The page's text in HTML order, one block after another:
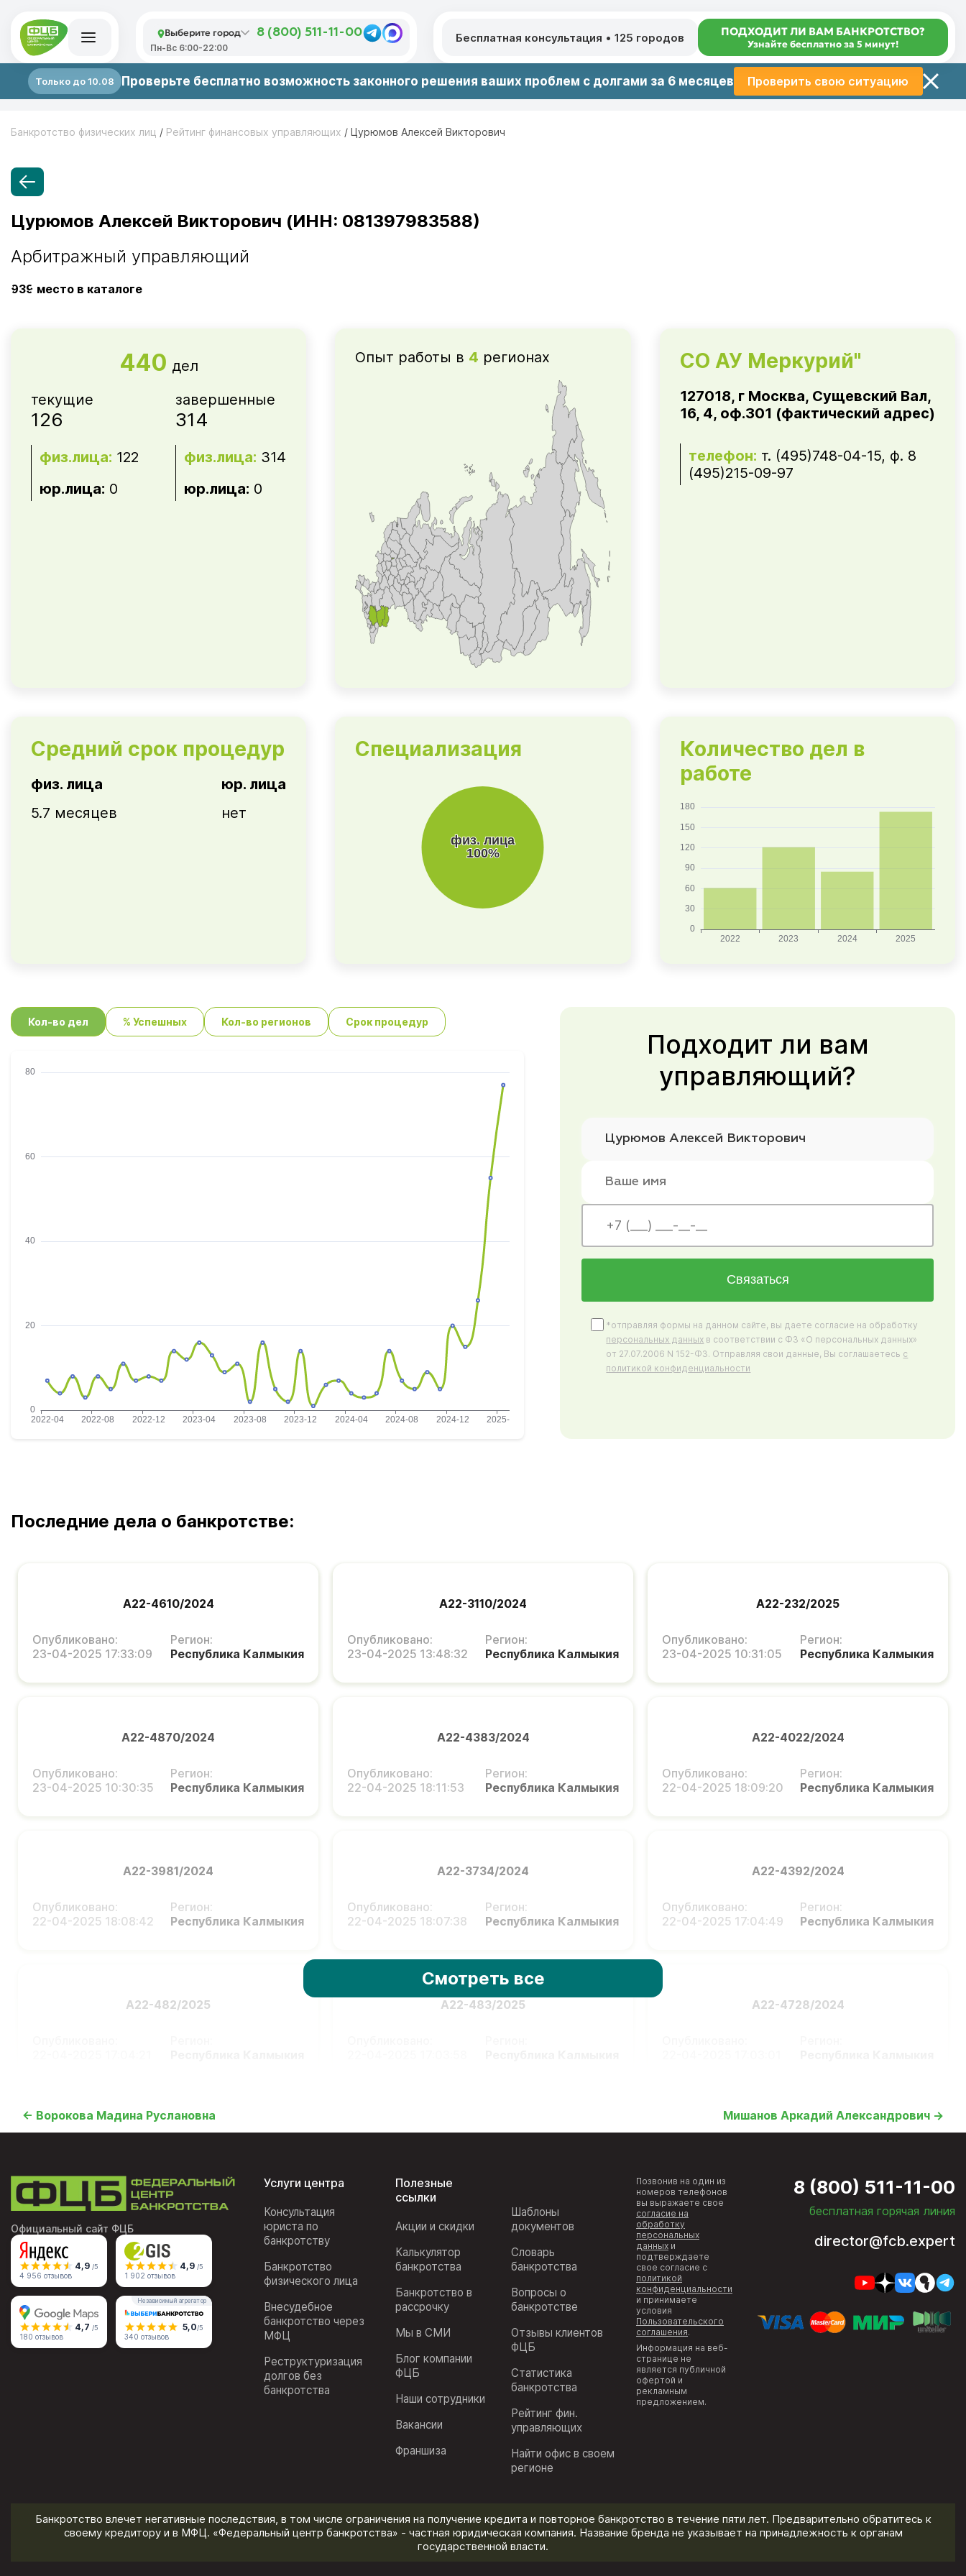
Выберите город 8 (800) 511-11-00
Пн-Вс 6:00-22:00
Бесплатная консультация • 125 городов ПОДХОДИТ ЛИ ВАМ БАНКРОТСТВО?
Узнайте бесплатно за 5 минут!
Только до 10.08 Проверьте бесплатно возможность законного решения ваших проблем с долгами за 6 месяцев Проверить свою ситуацию
Банкротство физических лиц / Рейтинг финансовых управляющих / Цурюмов Алексей Викторович
Цурюмов Алексей Викторович (ИНН: 081397983588)
Арбитражный управляющий
939 место в каталоге
440 дел
текущие
126
физ.лица: 122
юр.лица: 0
завершенные
314
физ.лица: 314
юр.лица: 0
Опыт работы в 4 регионах СО АУ Меркурий"
127018, г Москва, Сущевский Вал,
16, 4, оф.301 (фактический адрес)
телефон: т. (495)748-04-15, ф. 8
(495)215-09-97
Средний срок процедур
физ. лица
5.7 месяцев
юр. лица
нет
Специализация
Количество дел в
работе
Кол-во дел % Успешных Кол-во регионов Срок процедур
Подходит ли вам
управляющий?
Связаться
*отправляя формы на данном сайте, вы даете согласие на обработку
персональных данных в соответствии с ФЗ «О персональных данных»
от 27.07.2006 N 152-ФЗ. Отправляя свои данные, Вы соглашаетесь с
политикой конфиденциальности
Последние дела о банкротстве:
А22-4610/2024
Опубликовано:
23-04-2025 17:33:09
Регион:
Республика Калмыкия
А22-3110/2024
Опубликовано:
23-04-2025 13:48:32
Регион:
Республика Калмыкия
А22-232/2025
Опубликовано:
23-04-2025 10:31:05
Регион:
Республика Калмыкия
А22-4870/2024
Опубликовано:
23-04-2025 10:30:35
Регион:
Республика Калмыкия
А22-4383/2024
Опубликовано:
22-04-2025 18:11:53
Регион:
Республика Калмыкия
А22-4022/2024
Опубликовано:
22-04-2025 18:09:20
Регион:
Республика Калмыкия
А22-3981/2024
Опубликовано:
22-04-2025 18:08:42
Регион:
Республика Калмыкия
А22-3734/2024
Опубликовано:
22-04-2025 18:07:38
Регион:
Республика Калмыкия
А22-4392/2024
Опубликовано:
22-04-2025 17:04:49
Регион:
Республика Калмыкия
А22-482/2025 А22-483/2025 А22-4728/2024
Смотреть все
← Ворокова Мадина Руслановна Мишанов Аркадий Александрович →
Официальный сайт ФЦБ
4,9 /5
4 956 отзывов
4,9 /5
1 902 отзывов
4,7 /5
180 отзывов
Независимый агрегатор
5,0/5
340 отзывов
Услуги центра
Консультация
юриста по
банкротству
Банкротство
физического лица
Внесудебное
банкротство через
МФЦ
Реструктуризация
долгов без
банкротства
Полезные
ссылки
Акции и скидки
Калькулятор
банкротства
Банкротство в
рассрочку
Мы в СМИ
Блог компании
ФЦБ
Наши сотрудники
Вакансии
Франшиза
Шаблоны
документов
Словарь
банкротства
Вопросы о
банкротстве
Отзывы клиентов
ФЦБ
Статистика
банкротства
Рейтинг фин.
управляющих
Найти офис в своем
регионе
Позвонив на один из
номеров телефонов
вы выражаете свое
согласие на
обработку
персональных
данных и
подтверждаете
свое согласие с
политикой
конфиденциальности
и принимаете
условия
Пользовательского
соглашения.
Информация на веб-
странице не
является публичной
офертой и
рекламным
предложением.
8 (800) 511-11-00
бесплатная горячая линия
director@fcb.expert
Банкротство влечет негативные последствия, в том числе ограничения на получение кредита и повторное банкротство в течение пяти лет. Предварительно обратитесь к
своему кредитору и в МФЦ. «Федеральный центр банкротства» - частная юридическая компания. Название бренда не указывает на принадлежность к органам
государственной власти.